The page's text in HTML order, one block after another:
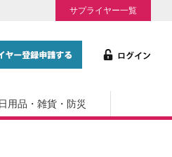
サプライヤー一覧
日用品・雑貨・防災